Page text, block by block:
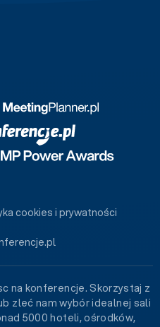
cookies i prywatności
na konferencje. Skorzystaj z
zleć nam wybór idealnej sali
5000 hoteli, ośrodków,